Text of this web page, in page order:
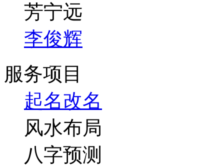
芳宁远
李俊辉
服务项目
起名改名
风水布局
八字预测